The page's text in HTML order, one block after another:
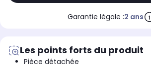
Garantie légale :2 ans
Les points forts du produit
Pièce détachée